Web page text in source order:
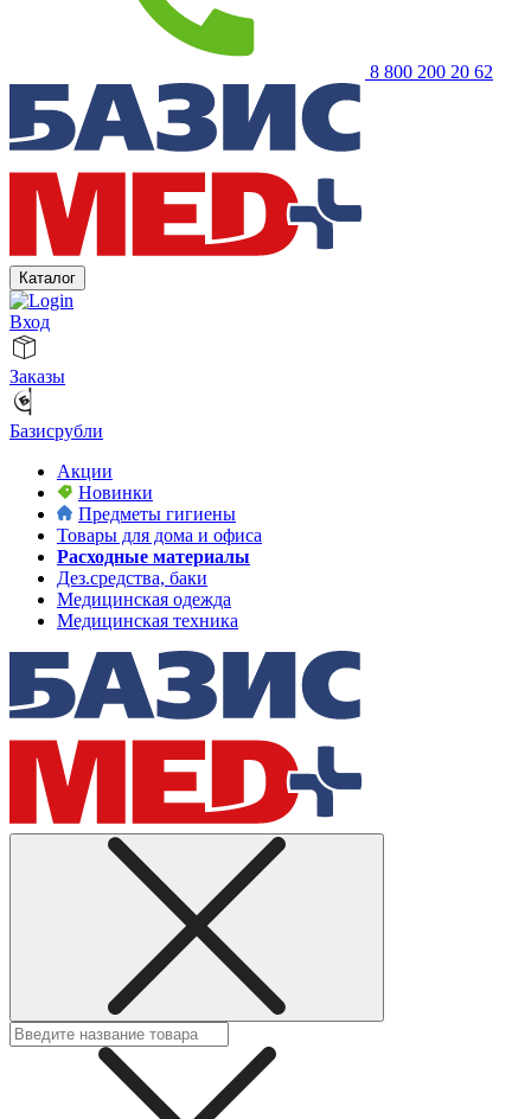
8 800 200 20 62
Каталог
Вход
Заказы
Базисрубли
Акции
Новинки
Предметы гигиены
Товары для дома и офиса
Расходные материалы
Дез.средства, баки
Медицинская одежда
Медицинская техника